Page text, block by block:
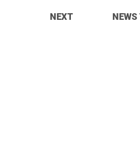
NEXT NEWS